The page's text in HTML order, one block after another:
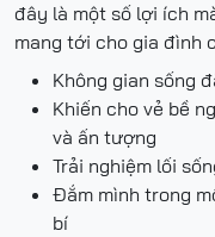
đây là một số lợi ích
mang tới cho gia đình
Không gian sống
Khiến cho vẻ bề
và ấn tượng
Trải nghiệm lối
Đắm mình trong
bí